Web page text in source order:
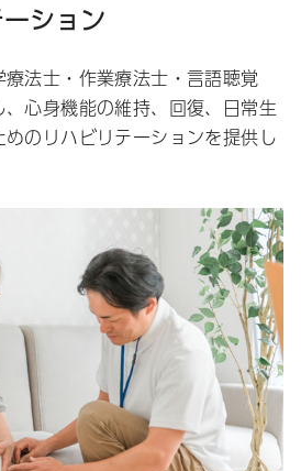
ション
法士・作業療法士・言語聴覚
心身機能の維持、回復、日常生
のリハビリテーションを提供し